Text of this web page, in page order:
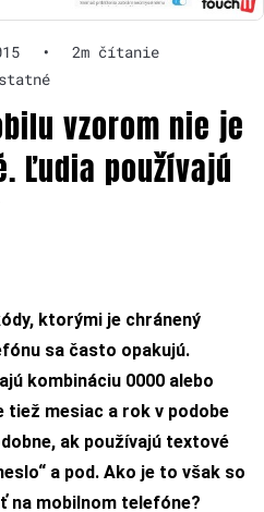
•
2m čítanie
vzorom nie je
Ľudia používajú
ktorými je chránený
sa často opakujú.
kombináciu 0000 alebo
tiež mesiac a rok v podobe
ak používajú textové
a pod. Ako je to však so
na mobilnom telefóne?